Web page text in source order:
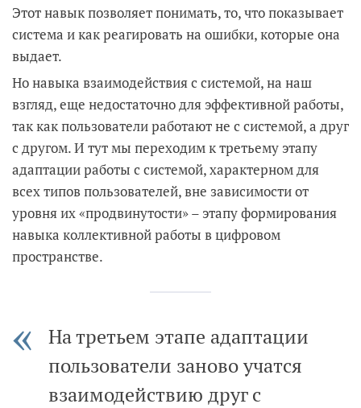
Этот навык позволяет понимать, то, что показывает
система и как реагировать на ошибки, которые она
выдает.
Но навыка взаимодействия с системой, на наш
взгляд, еще недостаточно для эффективной работы,
так как пользователи работают не с системой, а друг
с другом. И тут мы переходим к третьему этапу
адаптации работы с системой, характерном для
всех типов пользователей, вне зависимости от
уровня их «продвинутости» – этапу формирования
навыка коллективной работы в цифровом
пространстве.
На третьем этапе адаптации
пользователи заново учатся
взаимодействию друг с